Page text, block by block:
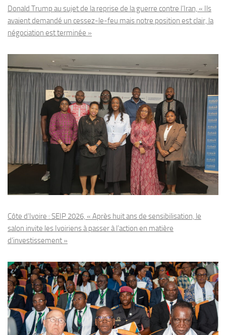
Donald Trump au sujet de la reprise de la guerre contre l’Iran, « Ils
avaient demandé un cessez-le-feu mais notre position est clair, la
négociation est terminée »
Côte d’Ivoire : SEIP 2026, « Après huit ans de sensibilisation, le
salon invite les Ivoiriens à passer à l’action en matière
d’investissement »